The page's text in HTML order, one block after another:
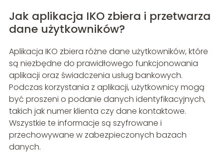
Jak aplikacja IKO zbiera i przetwarza
dane użytkowników?
Aplikacja IKO zbiera różne dane użytkowników, które
są niezbędne do prawidłowego funkcjonowania
aplikacji oraz świadczenia usług bankowych.
Podczas korzystania z aplikacji, użytkownicy mogą
być proszeni o podanie danych identyfikacyjnych,
takich jak numer klienta czy dane kontaktowe.
Wszystkie te informacje są szyfrowane i
przechowywane w zabezpieczonych bazach
danych.